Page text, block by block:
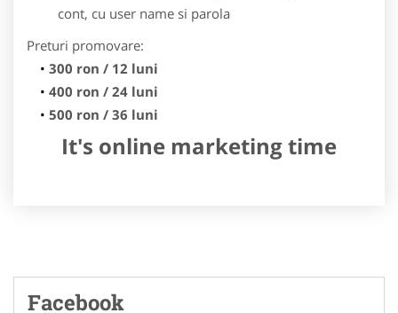
cont, cu user name si parola
Preturi promovare:
300 ron / 12 luni
400 ron / 24 luni
500 ron / 36 luni
It's online marketing time
Facebook